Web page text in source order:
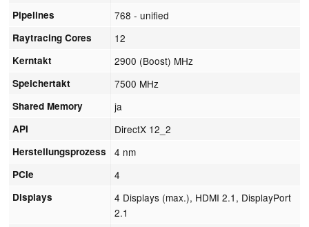
Pipelines 768 - unified
Raytracing Cores 12
Kerntakt 2900 (Boost) MHz
Speichertakt 7500 MHz
Shared Memory ja
API DirectX 12_2
Herstellungsprozess 4 nm
PCIe 4
Displays
4 Displays (max.), HDMI 2.1, DisplayPort
2.1